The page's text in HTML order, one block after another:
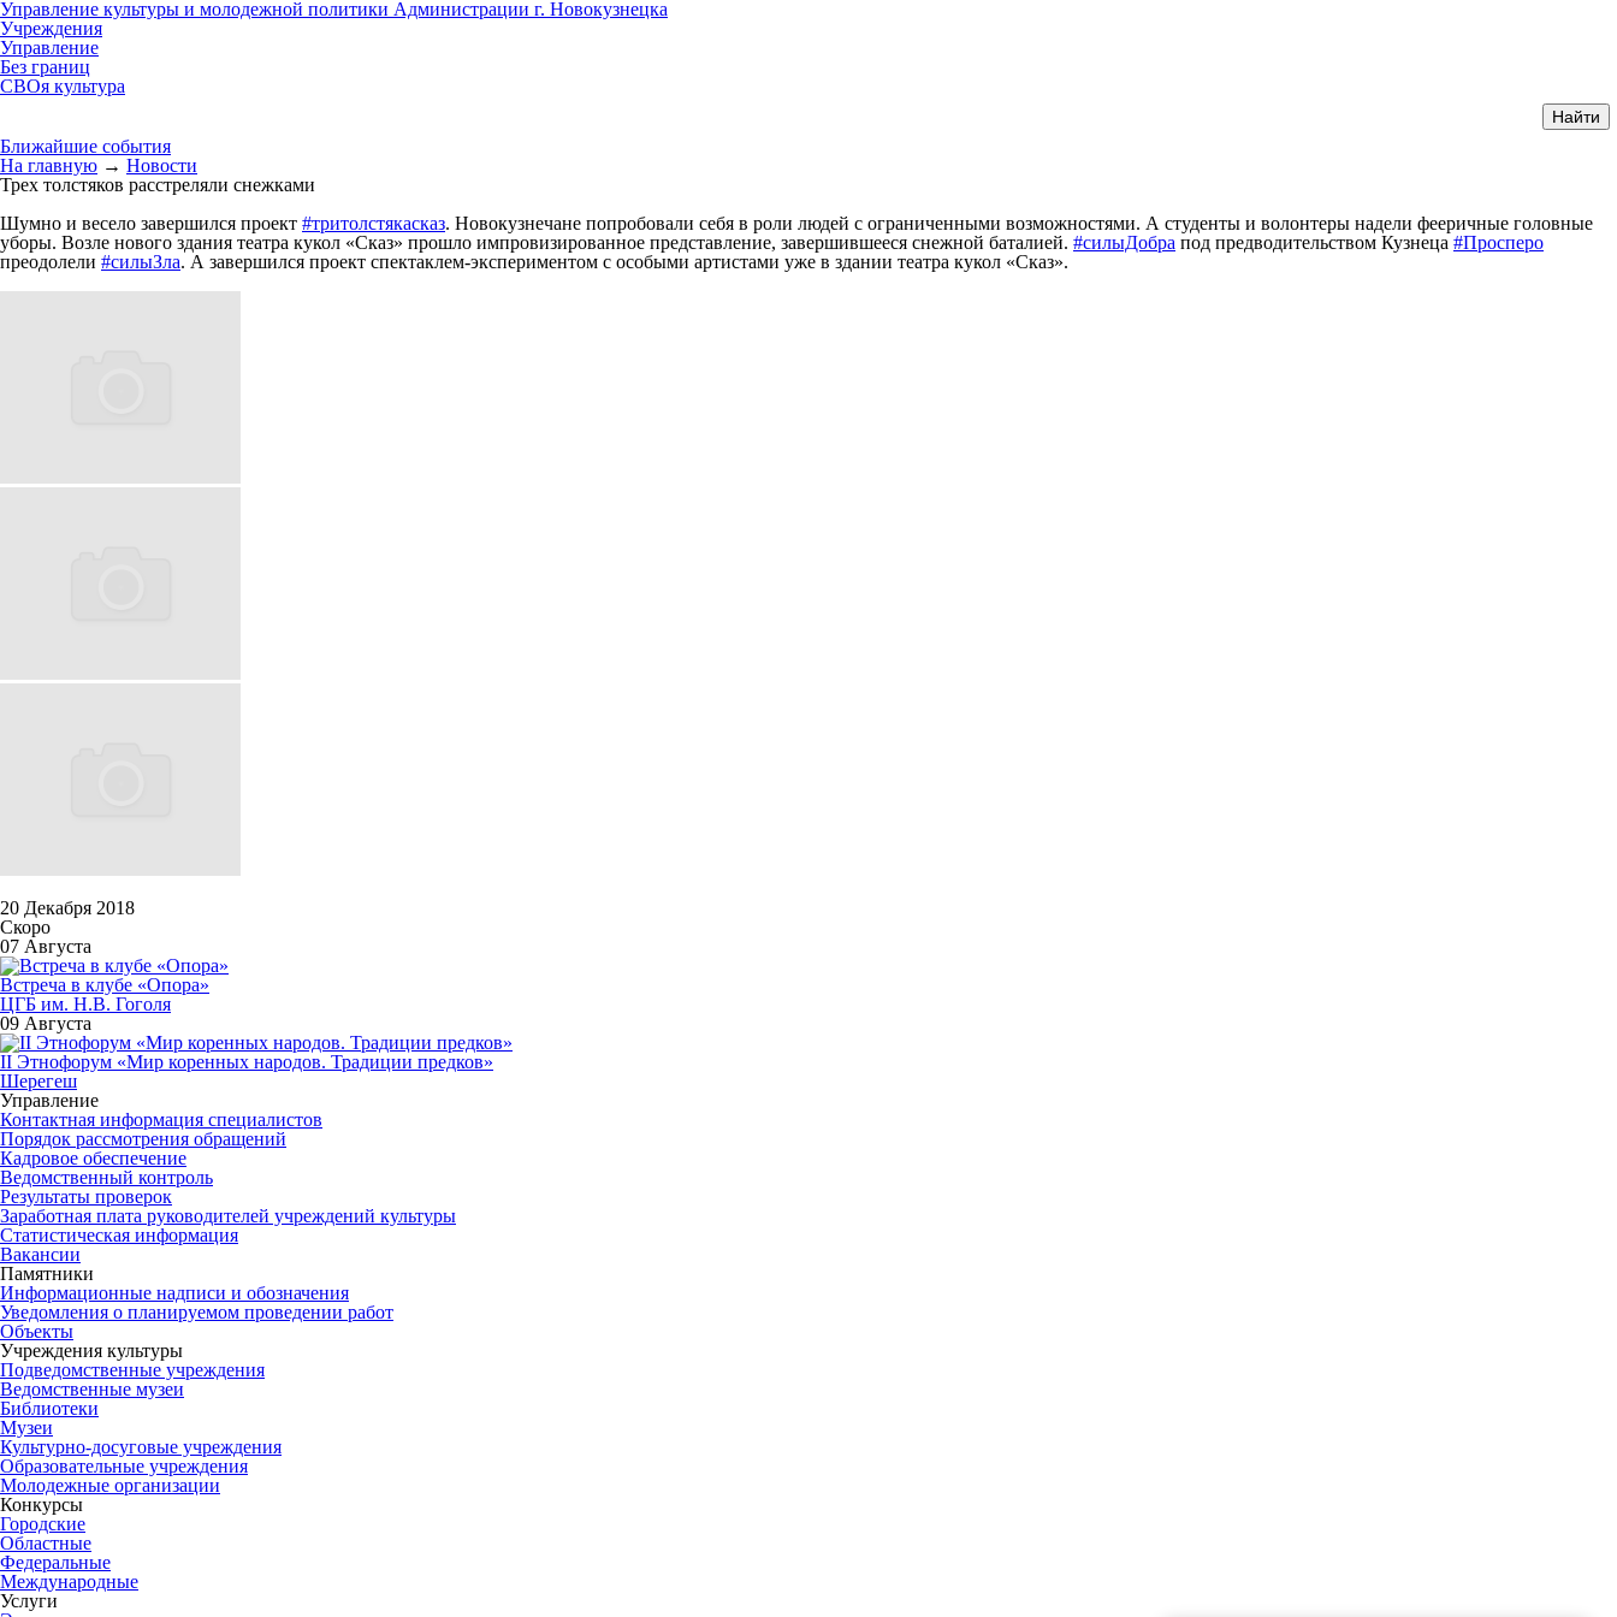
Управление культуры и молодежной политики Администрации г. Новокузнецка
Учреждения
Управление
Без границ
СВОя культура
Ближайшие события
На главную → Новости
Трех толстяков расстреляли снежками
Шумно и весело завершился проект #тритолстякасказ. Новокузнечане попробовали себя в роли людей с ограниченными возможностями. А студенты и волонтеры надели фееричные головные
уборы. Возле нового здания театра кукол «Сказ» прошло импровизированное представление, завершившееся снежной баталией. #силыДобра под предводительством Кузнеца #Просперо
преодолели #силыЗла. А завершился проект спектаклем-экспериментом с особыми артистами уже в здании театра кукол «Сказ».
20 Декабря 2018
Скоро
07 Августа
Встреча в клубе «Опора»
ЦГБ им. Н.В. Гоголя
09 Августа
II Этнофорум «Мир коренных народов. Традиции предков»
Шерегеш
Управление
Контактная информация специалистов
Порядок рассмотрения обращений
Кадровое обеспечение
Ведомственный контроль
Результаты проверок
Заработная плата руководителей учреждений культуры
Статистическая информация
Вакансии
Памятники
Информационные надписи и обозначения
Уведомления о планируемом проведении работ
Объекты
Учреждения культуры
Подведомственные учреждения
Ведомственные музеи
Библиотеки
Музеи
Культурно-досуговые учреждения
Образовательные учреждения
Молодежные организации
Конкурсы
Городские
Областные
Федеральные
Международные
Услуги